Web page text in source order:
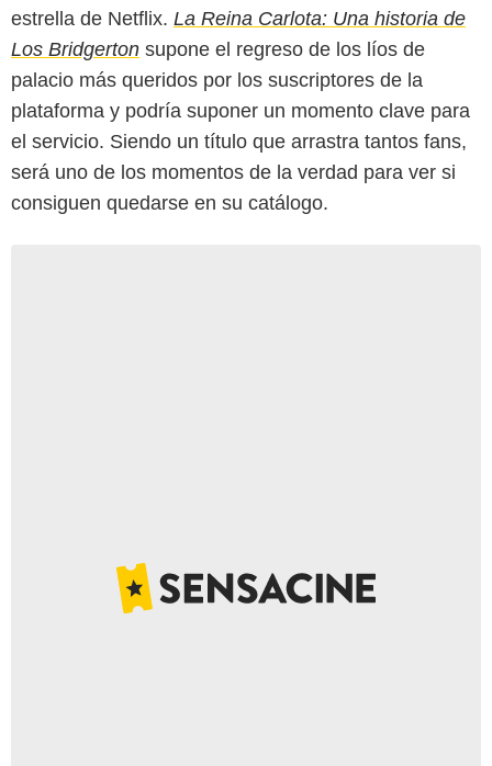
estrella de Netflix. La Reina Carlota: Una historia de
Los Bridgerton supone el regreso de los líos de
palacio más queridos por los suscriptores de la
plataforma y podría suponer un momento clave para
el servicio. Siendo un título que arrastra tantos fans,
será uno de los momentos de la verdad para ver si
consiguen quedarse en su catálogo.